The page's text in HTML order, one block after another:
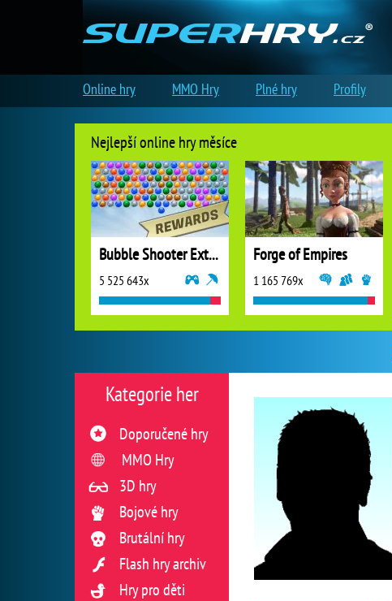
Kategorie her
Doporučené hry
MMO Hry
3D hry
Bojové hry
Brutální hry
Flash hry archiv
Hry pro děti
Nejlepší online hry měsíce
Bubble Shooter Extreme
5 525 643x
Forge of Empires
1 165 769x
Online hry MMO Hry Plné hry Profily